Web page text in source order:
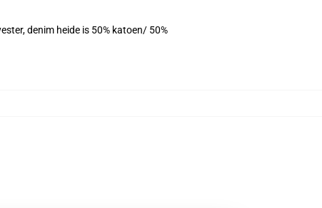
denim heide is 50% katoen/ 50%